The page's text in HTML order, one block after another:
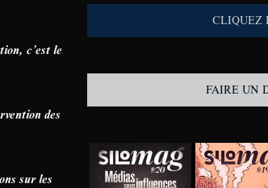
c’est le
des
sur les
CLIQUEZ
FAIRE UN